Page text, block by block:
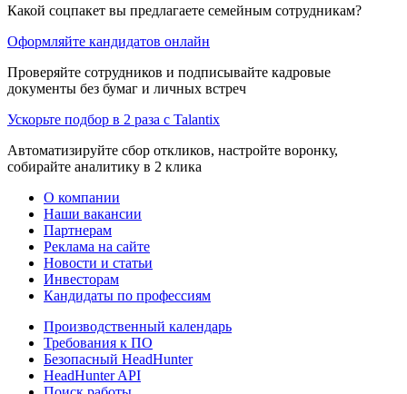
Какой соцпакет вы предлагаете семейным сотрудникам?
Оформляйте кандидатов онлайн
Проверяйте сотрудников и подписывайте кадровые
документы без бумаг и личных встреч
Ускорьте подбор в 2 раза с Talantix
Автоматизируйте сбор откликов, настройте воронку,
собирайте аналитику в 2 клика
О компании
Наши вакансии
Партнерам
Реклама на сайте
Новости и статьи
Инвесторам
Кандидаты по профессиям
Производственный календарь
Требования к ПО
Безопасный HeadHunter
HeadHunter API